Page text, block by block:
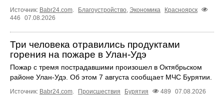
Источник: Babr24.com Благоустройство Экономика
Красноярск
446
07.08.2026
Три человека отравились продуктами
горения на пожаре в Улан-Удэ
Пожар с тремя пострадавшими произошел в Октябрьском
районе Улан-Удэ. Об этом 7 августа сообщает МЧС Бурятии.
Источник: Babr24.com. Происшествия Бурятия 489 07.08.2026